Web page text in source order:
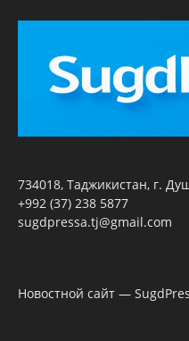
734018, Таджикистан, г.
+992 (37) 238 5877
sugdpressa.tj@gmail.com
Новостной сайт —